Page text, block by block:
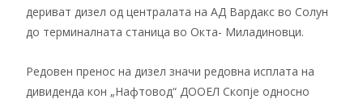
дериват дизел од централата на АД Вардакс во Солун
до терминалната станица во Окта- Миладиновци.
Редовен пренос на дизел значи редовна исплата на
дивиденда кон „Нафтовод“ ДООЕЛ Скопје односно